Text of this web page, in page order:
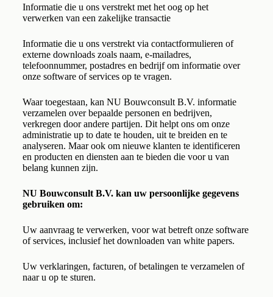
Informatie die u ons verstrekt met het oog op het
verwerken van een zakelijke transactie
Informatie die u ons verstrekt via contactformulieren of
externe downloads zoals naam, e-mailadres,
telefoonnummer, postadres en bedrijf om informatie over
onze software of services op te vragen.
Waar toegestaan, kan NU Bouwconsult B.V. informatie
verzamelen over bepaalde personen en bedrijven,
verkregen door andere partijen. Dit helpt ons om onze
administratie up to date te houden, uit te breiden en te
analyseren. Maar ook om nieuwe klanten te identificeren
en producten en diensten aan te bieden die voor u van
belang kunnen zijn.
NU Bouwconsult B.V. kan uw persoonlijke gegevens
gebruiken om:
Uw aanvraag te verwerken, voor wat betreft onze software
of services, inclusief het downloaden van white papers.
Uw verklaringen, facturen, of betalingen te verzamelen of
naar u op te sturen.